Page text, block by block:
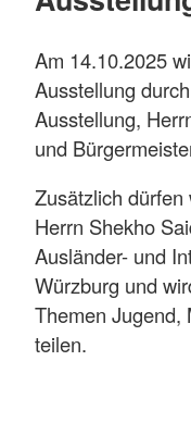
Am 14.10.2025
Ausstellung
Ausstellung,
und
Zusätzlich
Herrn Shekho
Ausländer- und
Würzburg und
Themen Jugend,
teilen.